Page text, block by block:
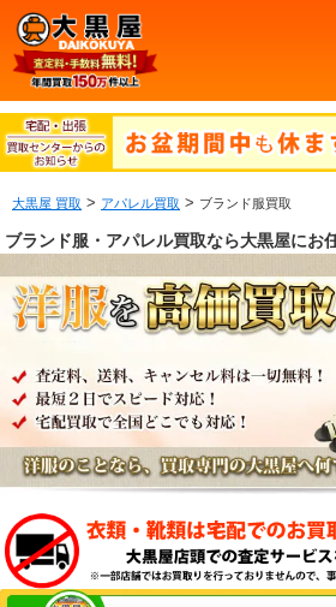
大黒屋 買取 > アパレル買取 > ブランド服買取
ブランド服・アパレル買取なら大黒屋にお